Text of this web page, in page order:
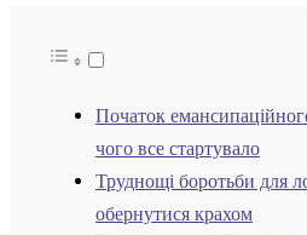
Початок
чого все стартувало
Труднощі боротьби для
обернутися крахом